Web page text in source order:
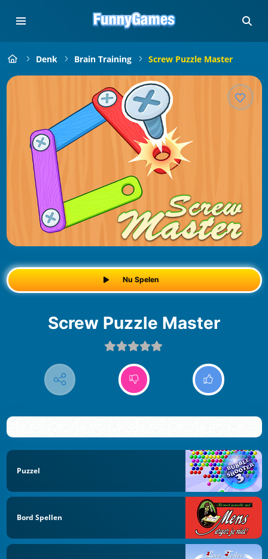
Denk Brain Training Screw Puzzle Master
Nu Spelen
Screw Puzzle Master
Puzzel
Bord Spellen